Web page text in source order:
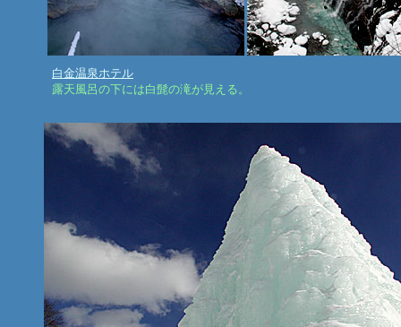
白金温泉ホテル
露天風呂の下には白髭の滝が見える。